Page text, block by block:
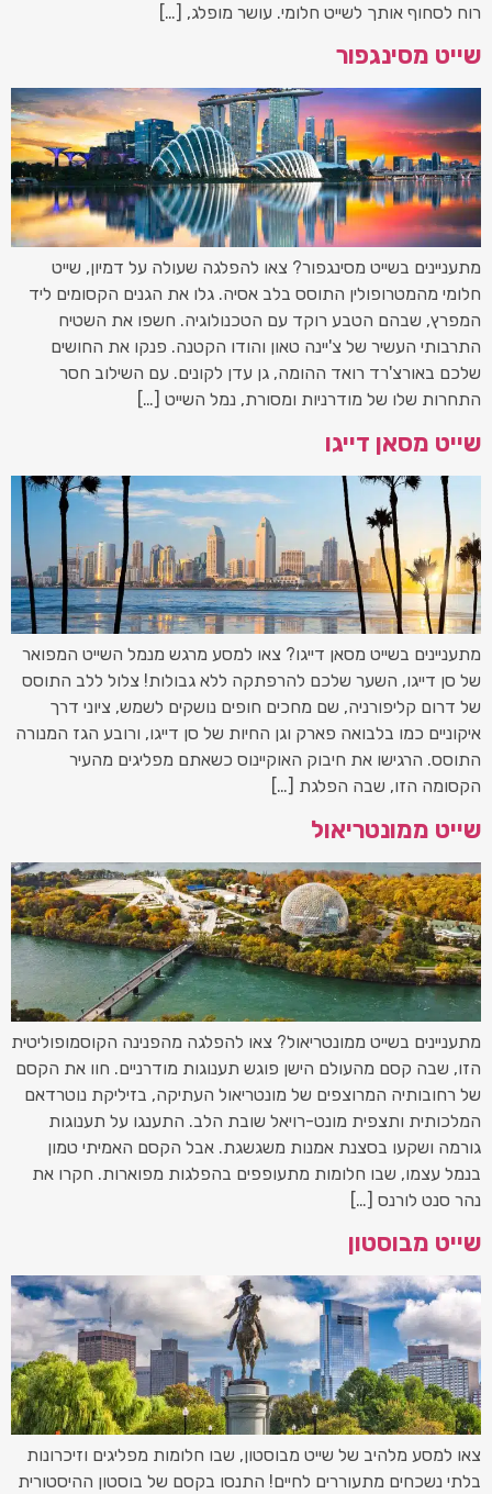
רוח לסחוף אותך לשייט חלומי. עושר מופלג, […]
שייט מסינגפור
מתעניינים בשייט מסינגפור? צאו להפלגה שעולה על דמיון, שייט
חלומי מהמטרופולין התוסס בלב אסיה. גלו את הגנים הקסומים ליד
המפרץ, שבהם הטבע רוקד עם הטכנולוגיה. חשפו את השטיח
התרבותי העשיר של צ'יינה טאון והודו הקטנה. פנקו את החושים
שלכם באורצ'רד רואד ההומה, גן עדן לקונים. עם השילוב חסר
התחרות שלו של מודרניות ומסורת, נמל השייט […]
שייט מסאן דייגו
מתעניינים בשייט מסאן דייגו? צאו למסע מרגש מנמל השייט המפואר
של סן דייגו, השער שלכם להרפתקה ללא גבולות! צלול ללב התוסס
של דרום קליפורניה, שם מחכים חופים נושקים לשמש, ציוני דרך
איקוניים כמו בלבואה פארק וגן החיות של סן דייגו, ורובע הגז המנורה
התוסס. הרגישו את חיבוק האוקיינוס כשאתם מפליגים מהעיר
הקסומה הזו, שבה הפלגת […]
שייט ממונטריאול
מתעניינים בשייט ממונטריאול? צאו להפלגה מהפנינה הקוסמופוליטית
הזו, שבה קסם מהעולם הישן פוגש תענוגות מודרניים. חוו את הקסם
של רחובותיה המרוצפים של מונטריאול העתיקה, בזיליקת נוטרדאם
המלכותית ותצפית מונט-רויאל שובת הלב. התענגו על תענוגות
גורמה ושקעו בסצנת אמנות משגשגת. אבל הקסם האמיתי טמון
בנמל עצמו, שבו חלומות מתעופפים בהפלגות מפוארות. חקרו את
נהר סנט לורנס […]
שייט מבוסטון
צאו למסע מלהיב של שייט מבוסטון, שבו חלומות מפליגים וזיכרונות
בלתי נשכחים מתעוררים לחיים! התנסו בקסם של בוסטון ההיסטורית